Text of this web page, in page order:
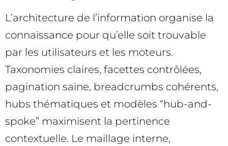
L’architecture de l’information organise la
connaissance pour qu’elle soit trouvable
par les utilisateurs et les moteurs.
Taxonomies claires, facettes contrôlées,
pagination saine, breadcrumbs cohérents,
hubs thématiques et modèles “hub-and-
spoke” maximisent la pertinence
contextuelle. Le maillage interne,